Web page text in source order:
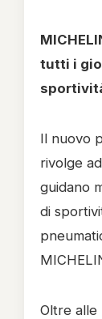
tutti i
Il nuovo
rivolge
guidano
di
Oltre alle